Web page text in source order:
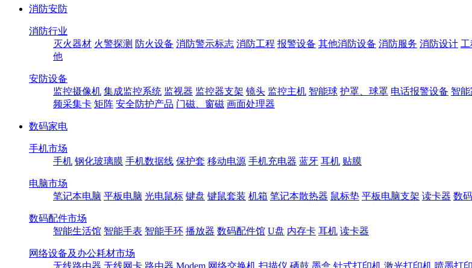
消防安防
消防行业
灭火器材 火警探测 防火设备 消防警示标志 消防工程 报警设备 其他消防设备 消防服务 消防设计
他
安防设备
监控摄像机 集成监控系统 监视器 监控器支架 镜头 监控主机 智能球 护罩、球罩 电话报警设备 智
频采集卡 矩阵 安全防护产品 门磁、窗磁 画面处理器
数码家电
手机市场
手机 钢化玻璃膜 手机数据线 保护套 移动电源 手机充电器 蓝牙 耳机 贴膜
电脑市场
笔记本电脑 平板电脑 光电鼠标 键盘 键鼠套装 机箱 笔记本散热器 鼠标垫 平板电脑支架 读卡器 数
数码配件市场
智能生活馆 智能手表 智能手环 播放器 数码配件馆 U盘 内存卡 耳机 读卡器
网络设备及办公耗材市场
无线路由器 无线网卡 路由器 Modem 网络交换机 扫描仪 硒鼓 墨盒 针式打印机 激光打印机 喷墨打